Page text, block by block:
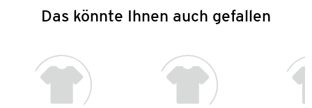
Das könnte Ihnen auch gefallen